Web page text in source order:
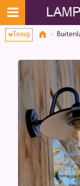
Terug